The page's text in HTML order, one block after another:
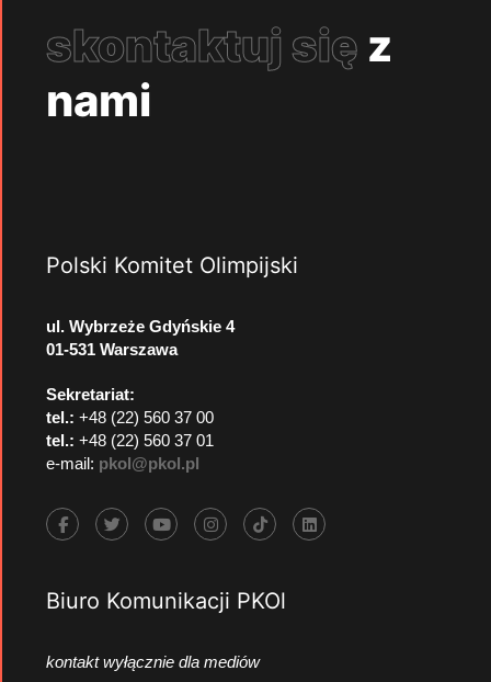
skontaktuj się z
nami
Polski Komitet Olimpijski
ul. Wybrzeże Gdyńskie 4
01-531 Warszawa
Sekretariat:
tel.: +48 (22) 560 37 00
tel.: +48 (22) 560 37 01
e-mail: pkol@pkol.pl
Biuro Komunikacji PKOl
kontakt wyłącznie dla mediów